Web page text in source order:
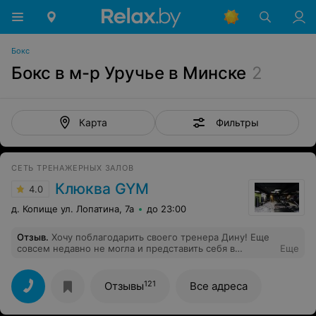
Бокс
Бокс в м-р Уручье в Минске 2
Карта Фильтры
СЕТЬ ТРЕНАЖЕРНЫХ ЗАЛОВ
4.0 Клюква GYM
д. Копище ул. Лопатина, 7а до 23:00
Отзыв. Хочу поблагодарить своего тренера Дину! Еще
совсем недавно не могла и представить себя в
частью моей жизни. На каждое занятие Дина готовим
комплекс упражнений, где учитывается мое состояние
здоровья, и тщательно следит, чтобы все выполнялось
верно. Вообще это здорово, когда у тренера высшее
Еще
Отзывы121 Все адреса